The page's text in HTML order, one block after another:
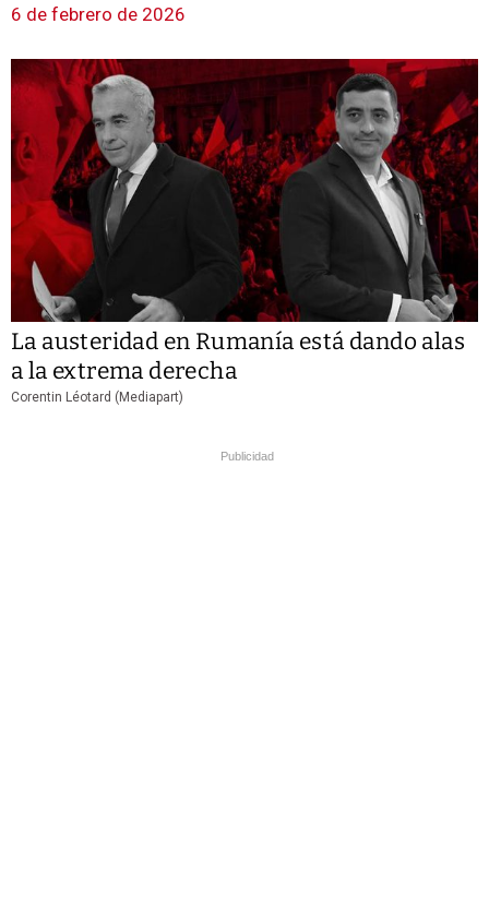
6 de febrero de 2026
La austeridad en Rumanía está dando alas
a la extrema derecha
Corentin Léotard (Mediapart)
Publicidad